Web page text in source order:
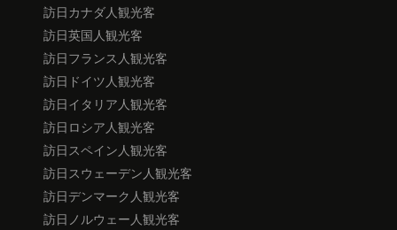
訪日カナダ人観光客
訪日英国人観光客
訪日フランス人観光客
訪日ドイツ人観光客
訪日イタリア人観光客
訪日ロシア人観光客
訪日スペイン人観光客
訪日スウェーデン人観光客
訪日デンマーク人観光客
訪日ノルウェー人観光客